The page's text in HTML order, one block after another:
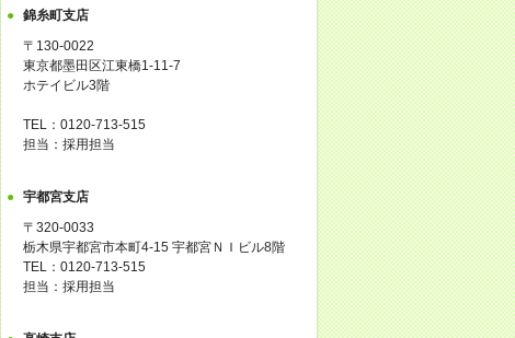
錦糸町支店
〒130-0022
東京都墨田区江東橋1-11-7
ホテイビル3階
TEL：0120-713-515
担当：採用担当
宇都宮支店
〒320-0033
栃木県宇都宮市本町4-15 宇都宮ＮＩビル8階
TEL：0120-713-515
担当：採用担当